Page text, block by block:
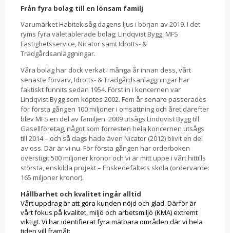
Från fyra bolag till en lönsam familj
Varumärket Habitek såg dagens ljus i början av 2019. I det
ryms fyra väletablerade bolag; Lindqvist Bygg, MFS
Fastighetsservice, Nicator samt Idrotts- &
Trädgårdsanläggningar.
Våra bolag har dock verkat i många år innan dess, vårt
senaste förvärv, Idrotts- & Trädgårdsanläggningar har
faktiskt funnits sedan 1954. Först in i koncernen var
Lindqvist Bygg som köptes 2002. Fem år senare passerades
för första gången 100 miljoner i omsättning och året därefter
blev MFS en del av familjen. 2009 utsågs Lindqvist Bygg till
Gasellföretag, något som förresten hela koncernen utsågs
till 2014 – och så dags hade även Nicator (2012) blivit en del
av oss. Där är vi nu. För första gången har orderboken
överstigit 500 miljoner kronor och vi är mitt uppe i vårt hittills
största, enskilda projekt – Enskedefältets skola (ordervärde:
165 miljoner kronor).
Hållbarhet och kvalitet ingår alltid
Vårt uppdrag är att göra kunden nöjd och glad. Därför är
vårt fokus på kvalitet, miljö och arbetsmiljö (KMA) extremt
viktigt. Vi har identifierat fyra mätbara områden där vi hela
tiden vill framåt: